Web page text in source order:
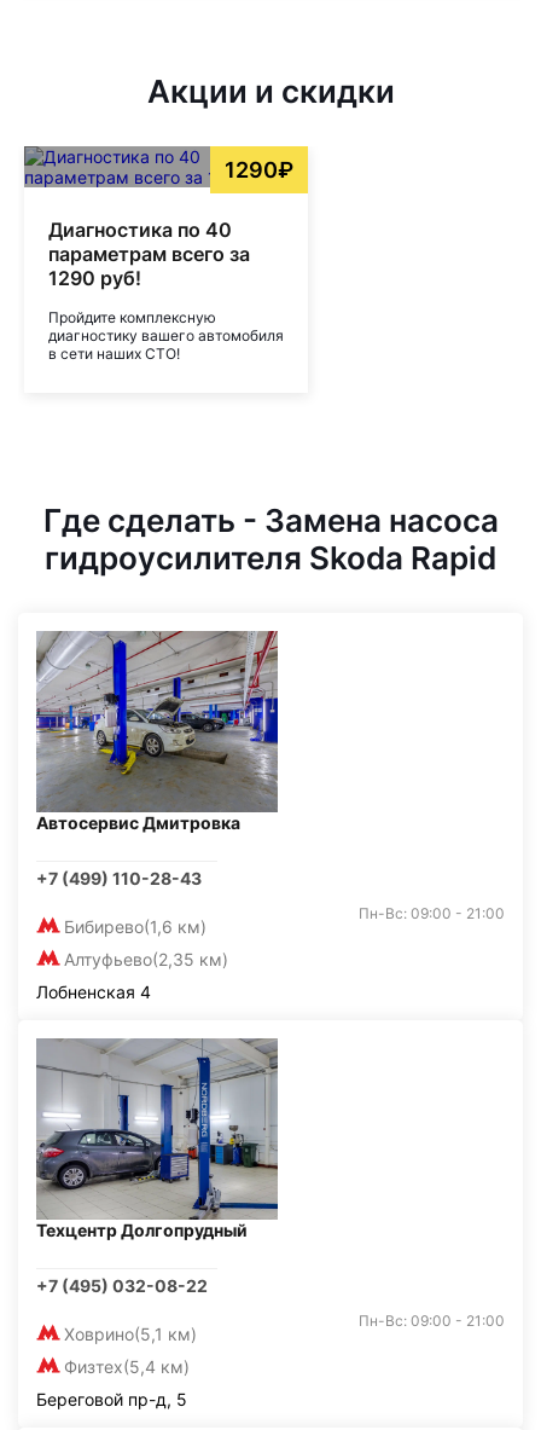
Акции и скидки
1290₽
Диагностика по 40
параметрам всего за
1290 руб!
Пройдите комплексную
диагностику вашего автомобиля
в сети наших СТО!
Где сделать - Замена насоса
гидроусилителя Skoda Rapid
Автосервис Дмитровка
+7 (499) 110-28-43
Бибирево(1,6 км)
Алтуфьево(2,35 км)
Пн-Вс: 09:00 - 21:00
Лобненская 4
Техцентр Долгопрудный
+7 (495) 032-08-22
Ховрино(5,1 км)
Физтех(5,4 км)
Пн-Вс: 09:00 - 21:00
Береговой пр-д, 5